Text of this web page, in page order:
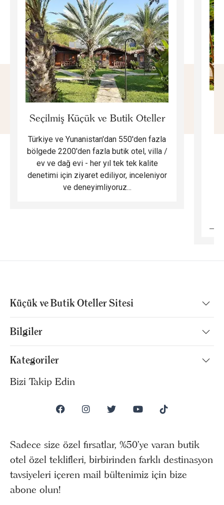
Seçilmiş Küçük ve Butik Oteller
Türkiye ve Yunanistan'dan 550'den fazla
bölgede 2200'den fazla butik otel, villa /
ev ve dağ evi - her yıl tek tek kalite
denetimi için ziyaret ediliyor, inceleniyor
ve deneyimliyoruz...
Küçük ve Butik Oteller Sitesi
Bilgiler
Kategoriler
Bizi Takip Edin
Sadece size özel fırsatlar, %50’ye varan butik
otel özel teklifleri, birbirinden farklı destinasyon
tavsiyeleri içeren mail bültenimiz için bize
abone olun!